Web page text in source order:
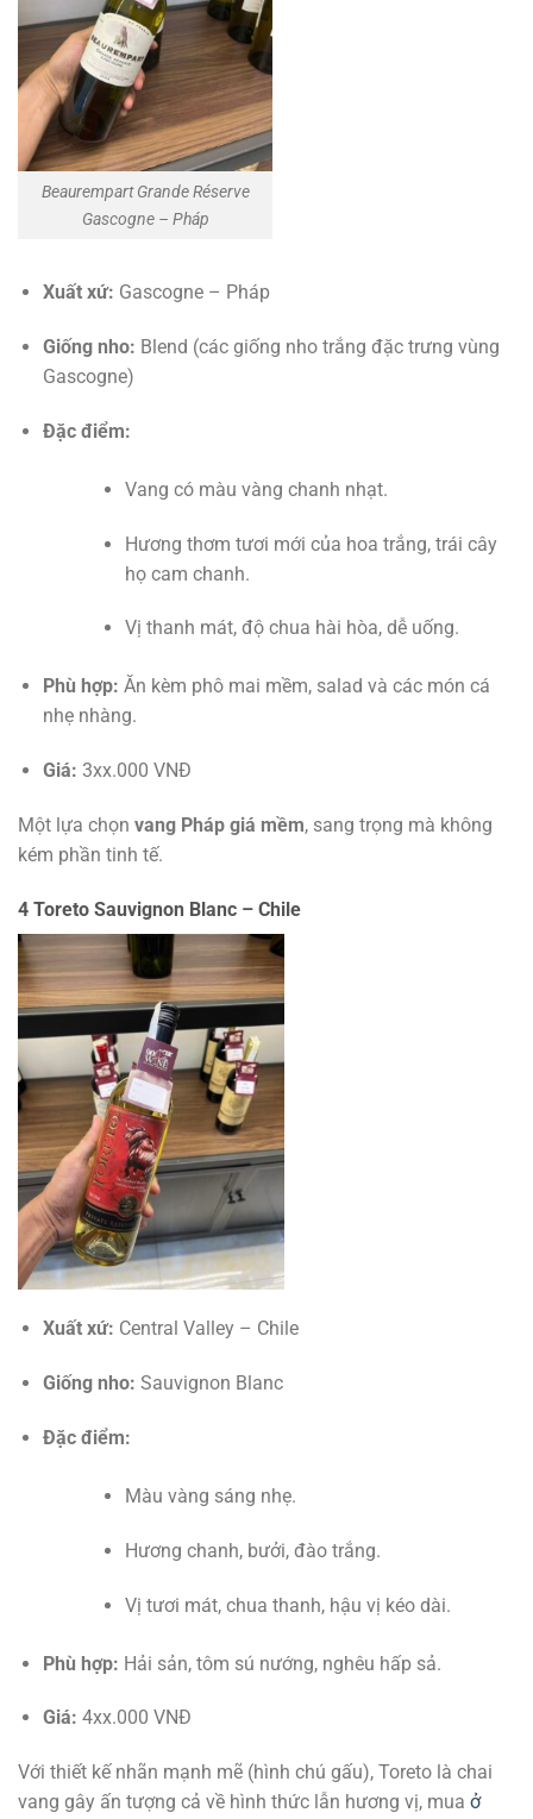
Beaurempart Grande Réserve
Gascogne – Pháp
Xuất xứ: Gascogne – Pháp
Giống nho: Blend (các giống nho trắng đặc trưng vùng
Gascogne)
Đặc điểm:
Vang có màu vàng chanh nhạt.
Hương thơm tươi mới của hoa trắng, trái cây
họ cam chanh.
Vị thanh mát, độ chua hài hòa, dễ uống.
Phù hợp: Ăn kèm phô mai mềm, salad và các món cá
nhẹ nhàng.
Giá: 3xx.000 VNĐ
Một lựa chọn vang Pháp giá mềm, sang trọng mà không
kém phần tinh tế.
4 Toreto Sauvignon Blanc – Chile
Xuất xứ: Central Valley – Chile
Giống nho: Sauvignon Blanc
Đặc điểm:
Màu vàng sáng nhẹ.
Hương chanh, bưởi, đào trắng.
Vị tươi mát, chua thanh, hậu vị kéo dài.
Phù hợp: Hải sản, tôm sú nướng, nghêu hấp sả.
Giá: 4xx.000 VNĐ
Với thiết kế nhãn mạnh mẽ (hình chú gấu), Toreto là chai
vang gây ấn tượng cả về hình thức lẫn hương vị, mua ở